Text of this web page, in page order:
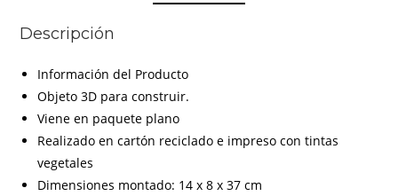
Descripción
Información del Producto
Objeto 3D para construir.
Viene en paquete plano
Realizado en cartón reciclado e impreso con tintas
vegetales
Dimensiones montado: 14 x 8 x 37 cm